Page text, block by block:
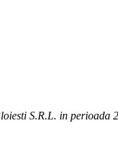
S.R.L. in perioada